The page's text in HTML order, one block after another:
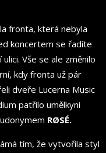
fronta, která nebyla
koncertem se řadíte
Vše se ale změnilo
kdy fronta už pár
dveře Lucerna Music
patřilo umělkyni
RØSÉ.
tím, že vytvořila styl